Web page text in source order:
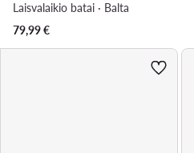
Laisvalaikio batai · Balta
79,99€